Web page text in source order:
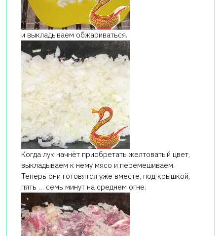
и выкладываем обжариваться.
Когда лук начнёт приобретать желтоватый цвет,
выкладываем к нему мясо и перемешиваем.
Теперь они готовятся уже вместе, под крышкой,
пять … семь минут на среднем огне.